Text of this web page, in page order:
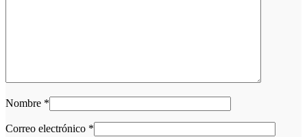
Nombre *
Correo electrónico *